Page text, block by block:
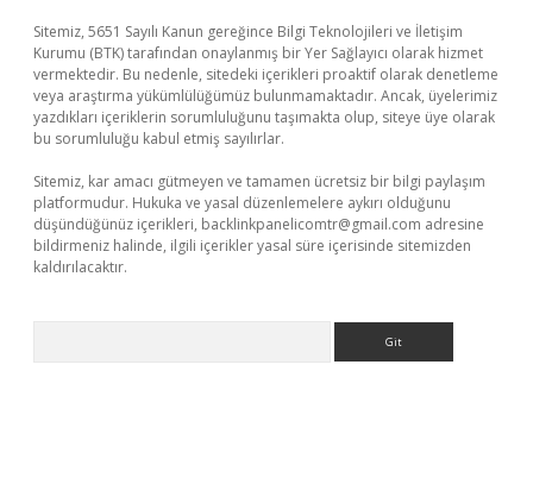
Sitemiz, 5651 Sayılı Kanun gereğince Bilgi Teknolojileri ve İletişim
Kurumu (BTK) tarafından onaylanmış bir Yer Sağlayıcı olarak hizmet
vermektedir. Bu nedenle, sitedeki içerikleri proaktif olarak denetleme
veya araştırma yükümlülüğümüz bulunmamaktadır. Ancak, üyelerimiz
yazdıkları içeriklerin sorumluluğunu taşımakta olup, siteye üye olarak
bu sorumluluğu kabul etmiş sayılırlar.
Sitemiz, kar amacı gütmeyen ve tamamen ücretsiz bir bilgi paylaşım
platformudur. Hukuka ve yasal düzenlemelere aykırı olduğunu
düşündüğünüz içerikleri, backlinkpanelicomtr@gmail.com adresine
bildirmeniz halinde, ilgili içerikler yasal süre içerisinde sitemizden
kaldırılacaktır.